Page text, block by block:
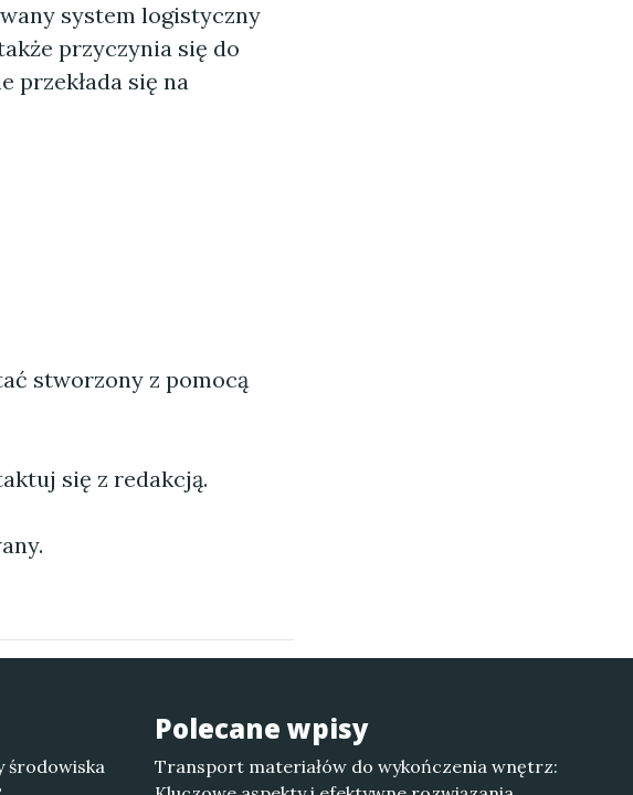
system logistyczny
przyczynia się do
przekłada się na
stworzony z pomocą
się z redakcją.
środowiska
Polecane wpisy
Transport materiałów do wykończenia wnętrz: